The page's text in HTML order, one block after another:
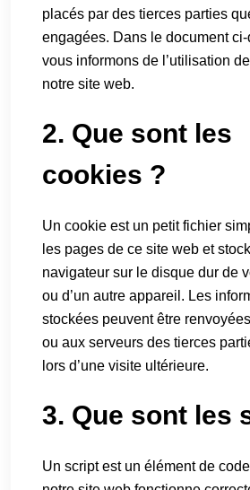
placés par des tierces parties
engagées. Dans le document
vous informons de l’utilisation
notre site web.
2. Que sont les
cookies ?
Un cookie est un petit fichier
les pages de ce site web et
navigateur sur le disque dur de
ou d’un autre appareil. Les
stockées peuvent être
ou aux serveurs des tierces
lors d’une visite ultérieure.
3. Que sont les
Un script est un élément de